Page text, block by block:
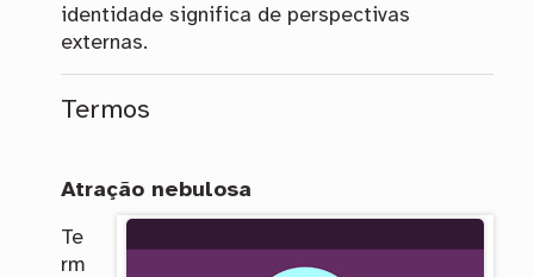
identidade significa de perspectivas
externas.
Termos
Atração nebulosa
Te
rm